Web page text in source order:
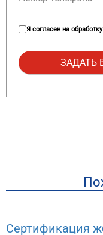
Я согласен на
Сертификация